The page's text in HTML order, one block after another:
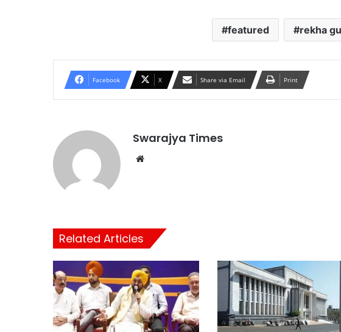
featured rekha
Facebook X Share via Email Print
Swarajya Times
Related Articles